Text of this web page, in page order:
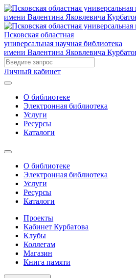
Псковская областная
универсальная научная библиотека
имени Валентина Яковлевича
Личный кабинет
О библиотеке
Электронная библиотека
Услуги
Ресурсы
Каталоги
О библиотеке
Электронная библиотека
Услуги
Ресурсы
Каталоги
Проекты
Кабинет Курбатова
Клубы
Коллегам
Магазин
Книга памяти